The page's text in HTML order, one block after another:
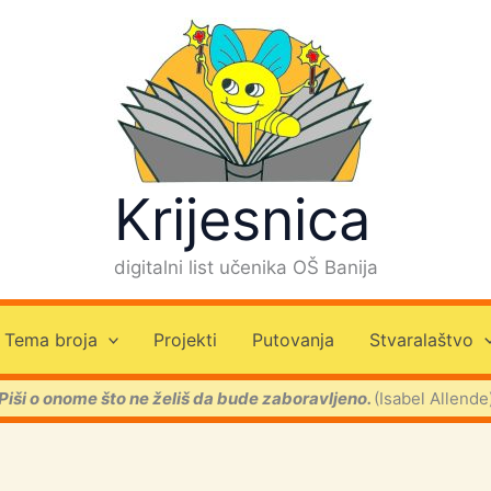
Krijesnica
digitalni list učenika OŠ Banija
Tema broja Projekti Putovanja Stvaralaštvo
o onome što ne želiš da bude zaboravljeno. (Isabel